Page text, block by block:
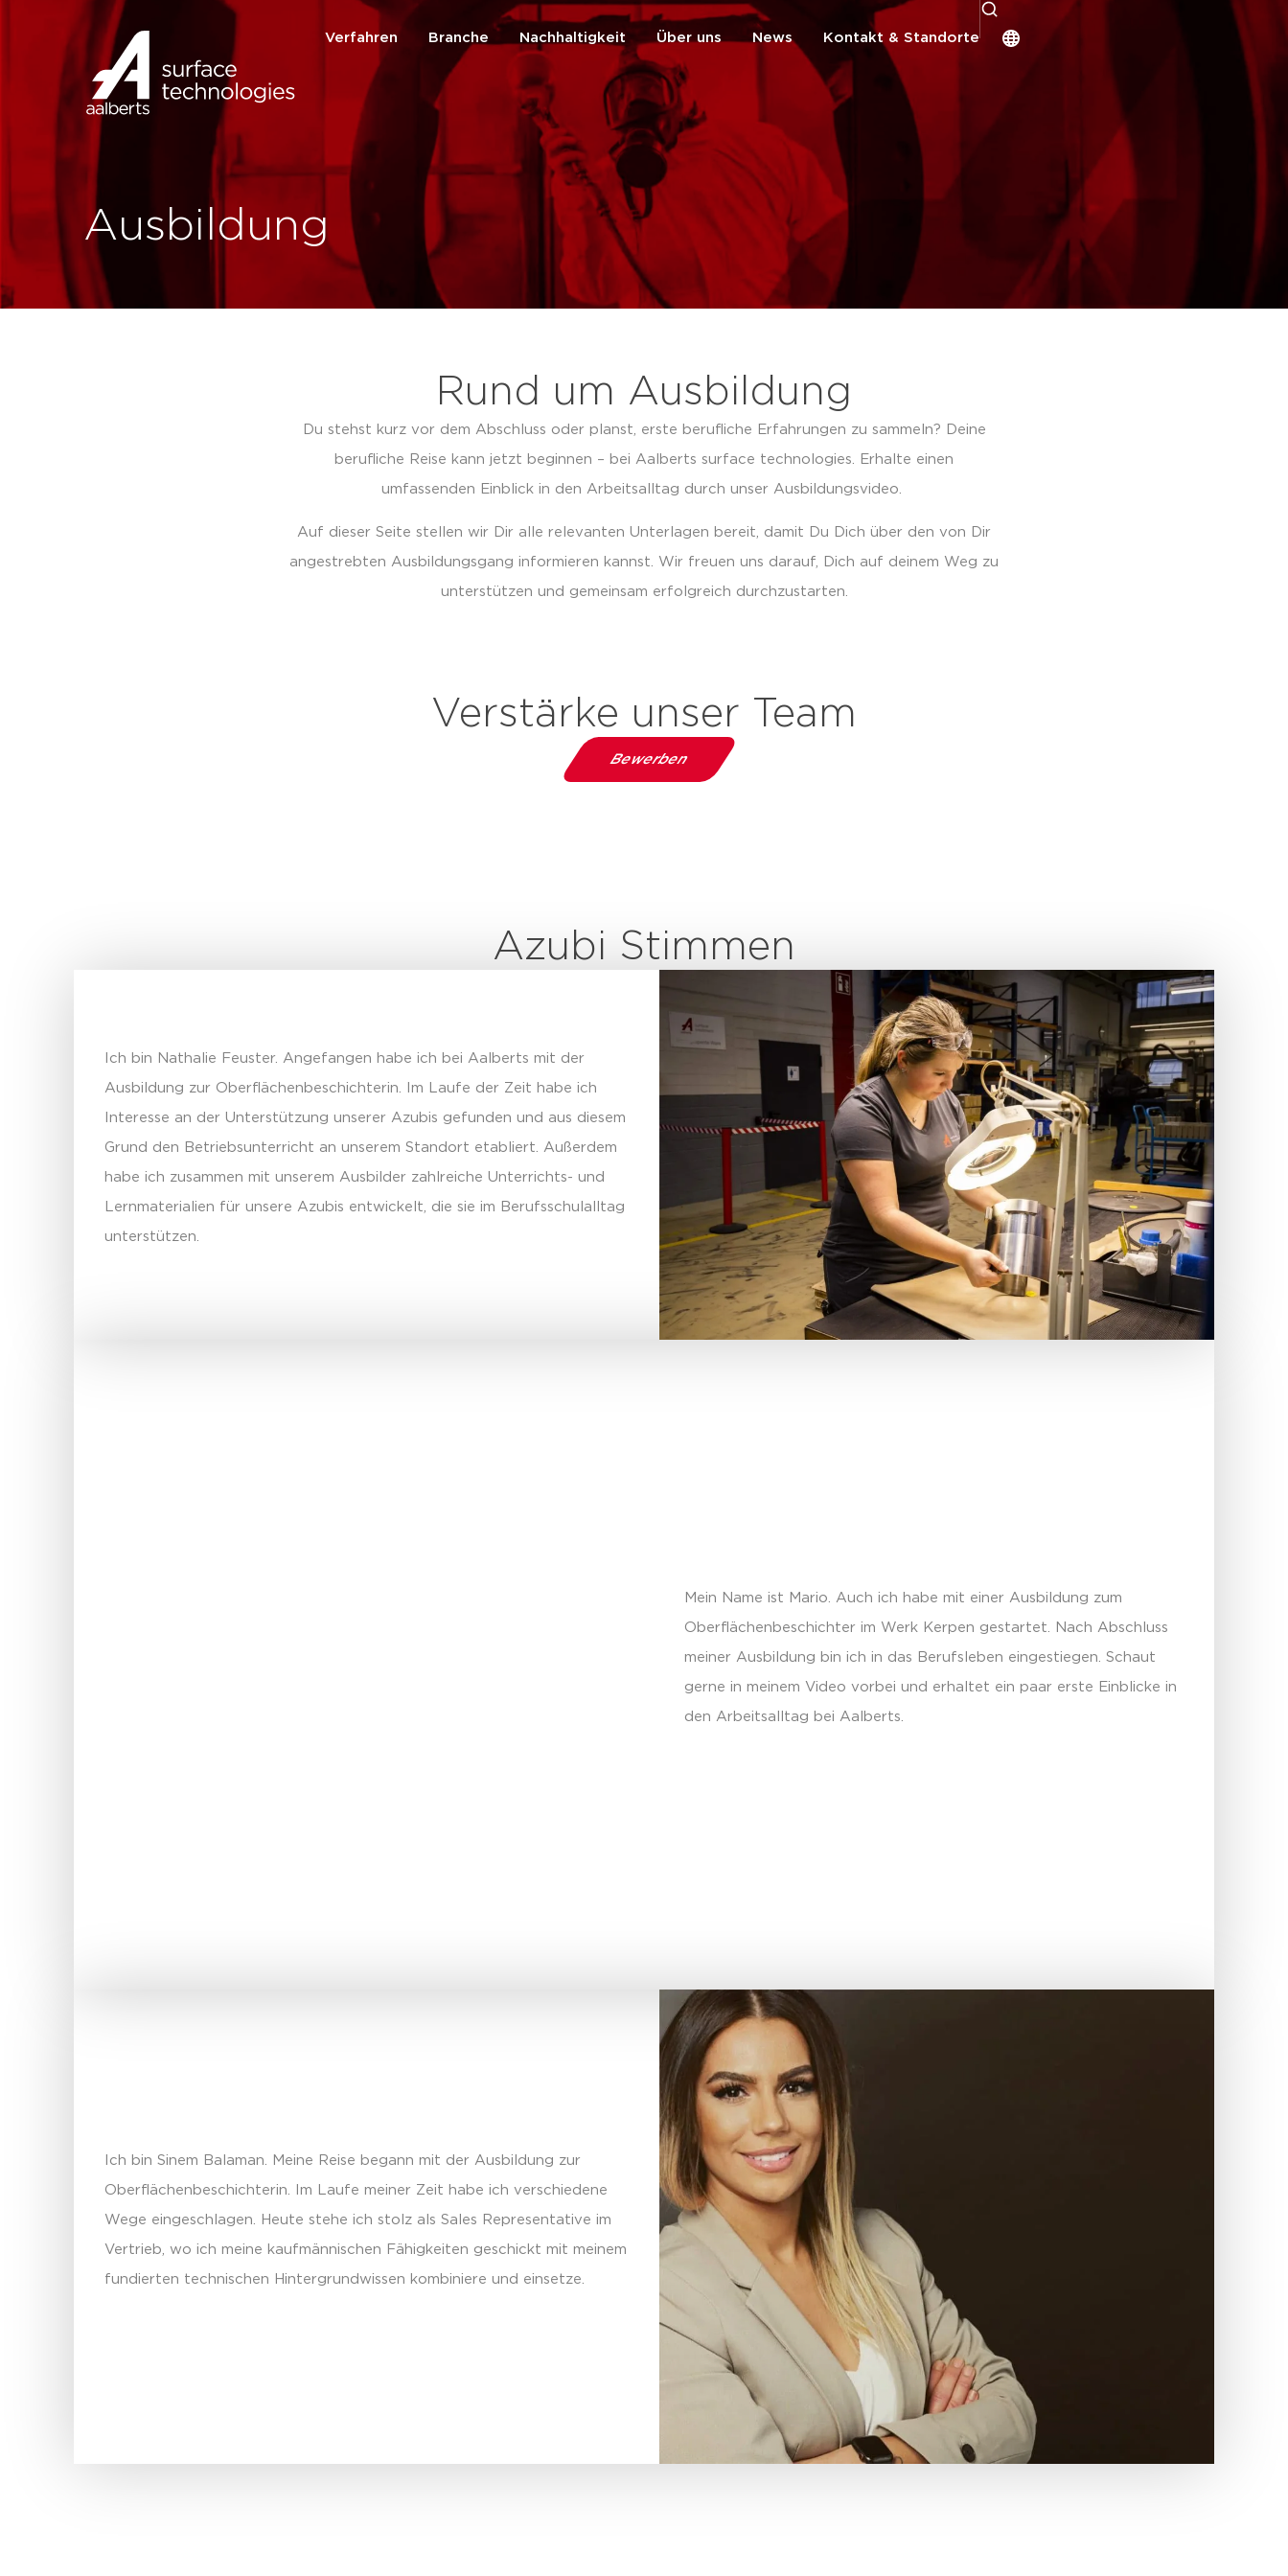
zurück
Verfahren Branche Nachhaltigkeit Über uns News Kontakt & Standorte
Ausbildung
Rund um Ausbildung
Du stehst kurz vor dem Abschluss oder planst, erste berufliche Erfahrungen zu sammeln? Deine
berufliche Reise kann jetzt beginnen – bei Aalberts surface technologies. Erhalte einen
umfassenden Einblick in den Arbeitsalltag durch unser Ausbildungsvideo.
Auf dieser Seite stellen wir Dir alle relevanten Unterlagen bereit, damit Du Dich über den von Dir
angestrebten Ausbildungsgang informieren kannst. Wir freuen uns darauf, Dich auf deinem Weg zu
unterstützen und gemeinsam erfolgreich durchzustarten.
Verstärke unser Team
Bewerben
Azubi Stimmen
Ich bin Nathalie Feuster. Angefangen habe ich bei Aalberts mit der
Ausbildung zur Oberflächenbeschichterin. Im Laufe der Zeit habe ich
Interesse an der Unterstützung unserer Azubis gefunden und aus diesem
Grund den Betriebsunterricht an unserem Standort etabliert. Außerdem
habe ich zusammen mit unserem Ausbilder zahlreiche Unterrichts- und
Lernmaterialien für unsere Azubis entwickelt, die sie im Berufsschulalltag
unterstützen.
Mein Name ist Mario. Auch ich habe mit einer Ausbildung zum
Oberflächenbeschichter im Werk Kerpen gestartet. Nach Abschluss
meiner Ausbildung bin ich in das Berufsleben eingestiegen. Schaut
gerne in meinem Video vorbei und erhaltet ein paar erste Einblicke in
den Arbeitsalltag bei Aalberts.
Ich bin Sinem Balaman. Meine Reise begann mit der Ausbildung zur
Oberflächenbeschichterin. Im Laufe meiner Zeit habe ich verschiedene
Wege eingeschlagen. Heute stehe ich stolz als Sales Representative im
Vertrieb, wo ich meine kaufmännischen Fähigkeiten geschickt mit meinem
fundierten technischen Hintergrundwissen kombiniere und einsetze.